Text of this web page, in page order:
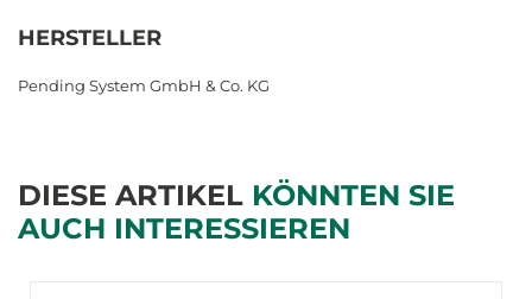
HERSTELLER
Pending System GmbH & Co. KG
DIESE ARTIKEL KÖNNTEN SIE
AUCH INTERESSIEREN